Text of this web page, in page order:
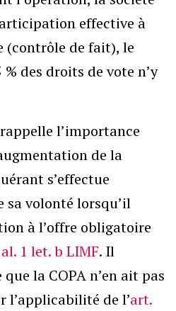
effective à
(contrôle de fait), le
des droits de vote n’y
l’importance
de la
s’effectue
sa volonté lorsqu’il
à l’offre obligatoire
1 let. b LIMF. Il
la COPA n’en ait pas
de l’art.